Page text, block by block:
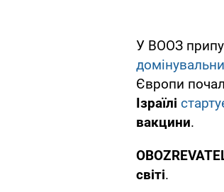
У ВООЗ
Європи
Ізраїлі
вакцини.
світі.